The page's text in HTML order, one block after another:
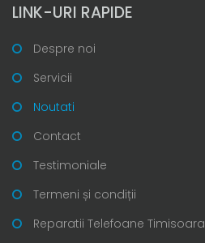
LINK-URI RAPIDE
Despre noi
Servicii
Noutati
Contact
Testimoniale
Termeni și condiții
Reparatii Telefoane Timisoara